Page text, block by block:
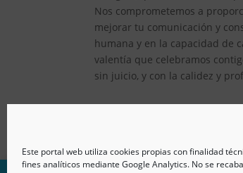
Este portal web utiliza cookies propias con finalidad
fines analíticos mediante Google Analytics. No se
Nos comprometemos a
mejorar tu comunicación y
humana y en la capacidad de
valentía que celebramos
sin juicio, y con la calidez y